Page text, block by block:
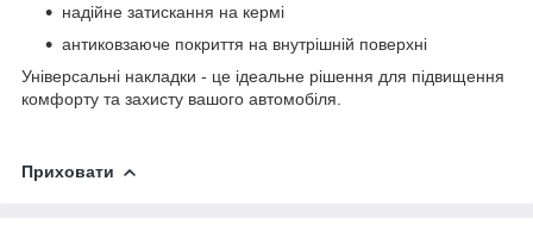
надійне затискання на кермі
антиковзаюче покриття на внутрішній поверхні
Універсальні накладки - це ідеальне рішення для підвищення
комфорту та захисту вашого автомобіля.
Приховати